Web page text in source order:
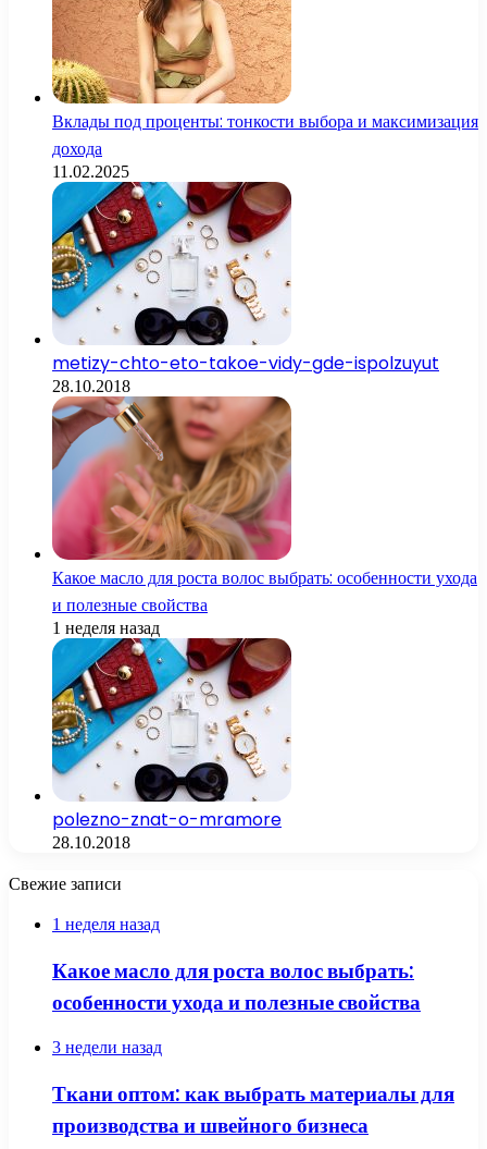
Вклады под проценты: тонкости выбора и максимизация
дохода
11.02.2025
metizy-chto-eto-takoe-vidy-gde-ispolzuyut
28.10.2018
Какое масло для роста волос выбрать: особенности ухода
и полезные свойства
1 неделя назад
polezno-znat-o-mramore
28.10.2018
Свежие записи
1 неделя назад
Какое масло для роста волос выбрать:
особенности ухода и полезные свойства
3 недели назад
Ткани оптом: как выбрать материалы для
производства и швейного бизнеса